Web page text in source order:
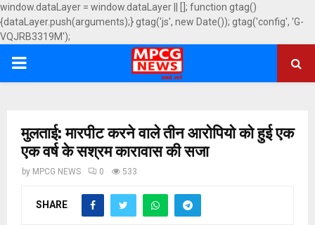
window.dataLayer = window.dataLayer || []; function gtag()
{dataLayer.push(arguments);} gtag('js', new Date()); gtag('config', 'G-
VQJRB3319M');
PRIMARY
मुलताई: मारपीट करने वाले तीन आरोपियो को हुई एक
एक वर्ष के सश्रम कारावास की सजा
by MPCG NEWS 0 533
SHARE